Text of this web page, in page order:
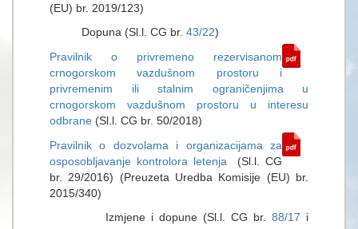
(EU) br. 2019/123)
Dopuna (Sl.l. CG br. 43/22)
Pravilnik o privremeno rezervisanom
crnogorskom vazdušnom prostoru i
privremenim ili stalnim ograničenjima u
crnogorskom vazdušnom prostoru u interesu
odbrane (Sl.l. CG br. 50/2018)
Pravilnik o dozvolama i organizacijama za
osposobljavanje kontrolora letenja (Sl.l. CG
br. 29/2016) (Preuzeta Uredba Komisije (EU) br.
2015/340)
Izmjene i dopune (Sl.l. CG br. 88/17 i